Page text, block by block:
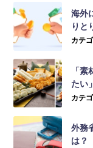
海外
りと
カテ
「
たい
カテ
外務
は？